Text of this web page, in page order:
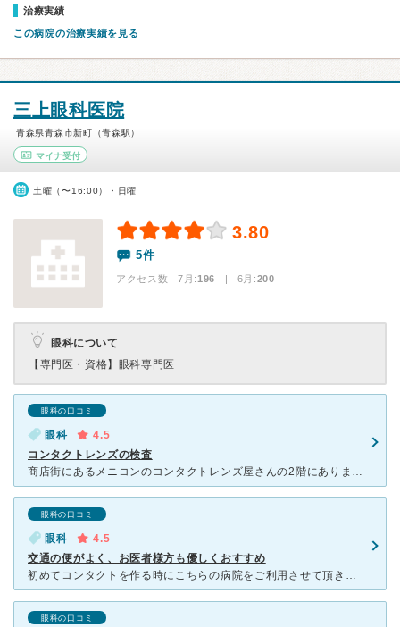
治療実績
この病院の治療実績を見る
三上眼科医院
青森県青森市新町（青森駅）
マイナ受付
土曜（〜16:00）・日曜
3.80
5件
アクセス数 7月:196 | 6月:200
眼科について
【専門医・資格】 眼科専門医
眼科の口コミ
眼科
4.5
コンタクトレンズの検査
商店街にあるメニコンのコンタクトレンズ屋さんの2階にあります。半年ごとに目の検査が必要なので、半年に１回必ず行きます。 古くからある眼科で、院内も古い雰囲気があります。 受付や看護師もベテランの方
眼科の口コミ
眼科
4.5
交通の便がよく、お医者様方も優しくおすすめ
初めてコンタクトを作る時にこちらの病院をご利用させて頂きました。生まれて初めての体験で右も左も分からない私に、たいへん優しくお医者様や看護師様はご対応して下さりました。新町内のとてもわかりやすく、また
眼科の口コミ